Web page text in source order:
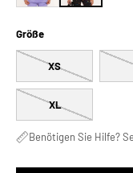
Größe
XS
XL
Benötigen Sie Hilfe?